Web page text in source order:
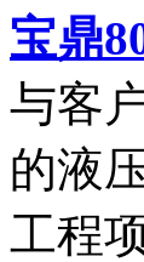
宝鼎
与客
的液
工程